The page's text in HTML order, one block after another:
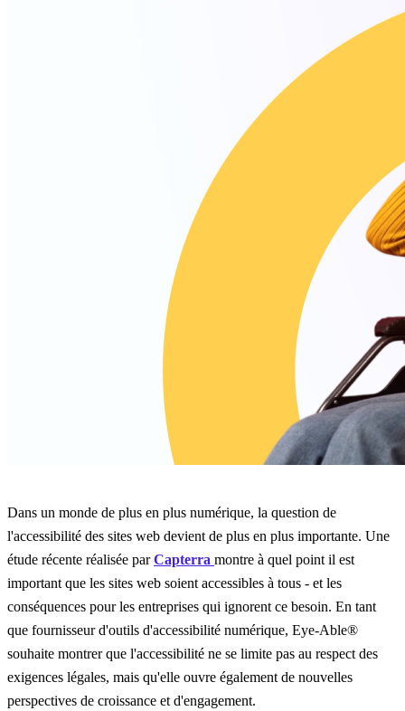
Dans un monde de plus en plus numérique, la question de
l'accessibilité des sites web devient de plus en plus importante. Une
étude récente réalisée parCapterra montre à quel point il est
important que les sites web soient accessibles à tous - et les
conséquences pour les entreprises qui ignorent ce besoin. En tant
que fournisseur d'outils d'accessibilité numérique, Eye-Able®
souhaite montrer que l'accessibilité ne se limite pas au respect des
exigences légales, mais qu'elle ouvre également de nouvelles
perspectives de croissance et d'engagement.